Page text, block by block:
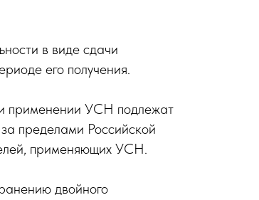
в виде сдачи
его получения.
применении УСН подлежат
пределами Российской
применяющих УСН.
двойного